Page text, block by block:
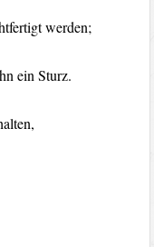
werden;
ein Sturz.